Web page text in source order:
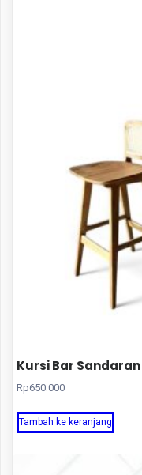
Kursi Bar
Rp650.000
Tambah ke keranjang